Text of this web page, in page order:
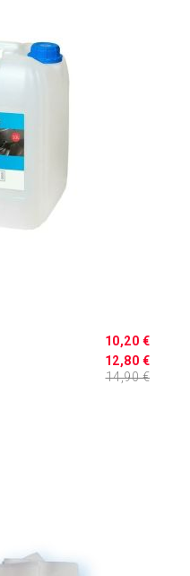
12,80 €
10,20 €
14,90 €